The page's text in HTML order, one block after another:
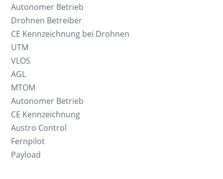
Autonomer Betrieb
Drohnen Betreiber
CE Kennzeichnung bei Drohnen
UTM
VLOS
AGL
MTOM
Autonomer Betrieb
CE Kennzeichnung
Austro Control
Fernpilot
Payload